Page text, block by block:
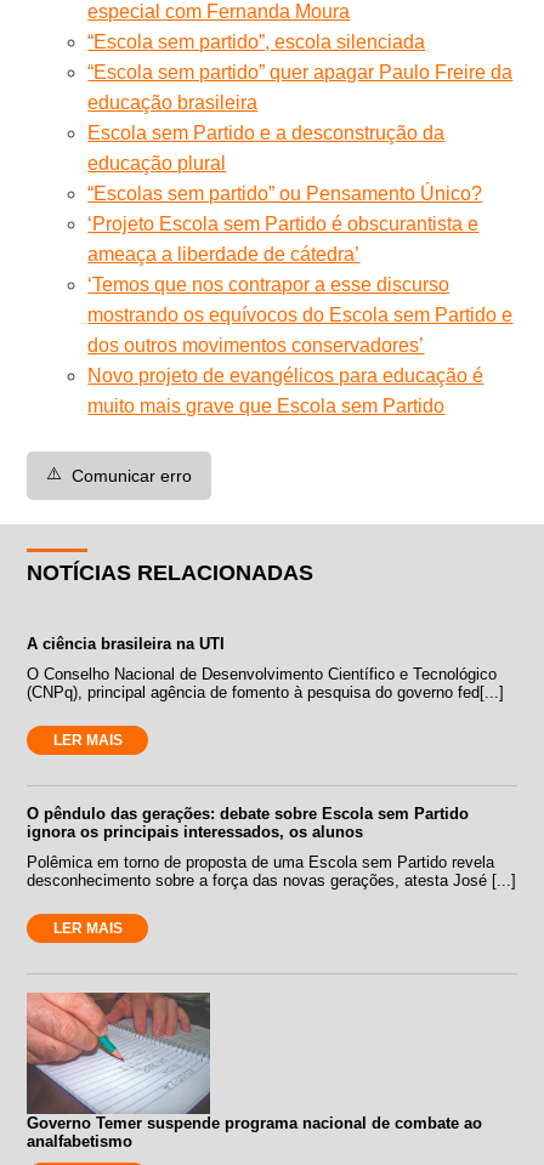
especial com Fernanda Moura
“Escola sem partido”, escola silenciada
“Escola sem partido” quer apagar Paulo Freire da
educação brasileira
Escola sem Partido e a desconstrução da
educação plural
“Escolas sem partido” ou Pensamento Único?
‘Projeto Escola sem Partido é obscurantista e
ameaça a liberdade de cátedra’
‘Temos que nos contrapor a esse discurso
mostrando os equívocos do Escola sem Partido e
dos outros movimentos conservadores’
Novo projeto de evangélicos para educação é
muito mais grave que Escola sem Partido
⚠️ Comunicar erro
NOTÍCIAS RELACIONADAS
A ciência brasileira na UTI
O Conselho Nacional de Desenvolvimento Científico e Tecnológico
(CNPq), principal agência de fomento à pesquisa do governo fed[...]
LER MAIS
O pêndulo das gerações: debate sobre Escola sem Partido
ignora os principais interessados, os alunos
Polêmica em torno de proposta de uma Escola sem Partido revela
desconhecimento sobre a força das novas gerações, atesta José [...]
LER MAIS
Governo Temer suspende programa nacional de combate ao
analfabetismo